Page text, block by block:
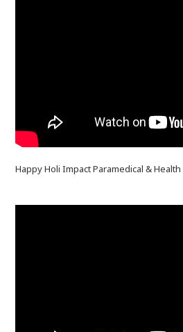
Happy Holi Impact Paramedical &